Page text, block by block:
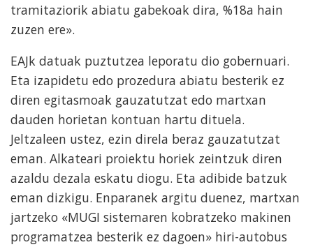
tramitaziorik abiatu gabekoak dira, %18a hain
zuzen ere».
EAJk datuak puztutzea leporatu dio gobernuari.
Eta izapidetu edo prozedura abiatu besterik ez
diren egitasmoak gauzatutzat edo martxan
dauden horietan kontuan hartu dituela.
Jeltzaleen ustez, ezin direla beraz gauzatutzat
eman. Alkateari proiektu horiek zeintzuk diren
azaldu dezala eskatu diogu. Eta adibide batzuk
eman dizkigu. Enparanek argitu duenez, martxan
jartzeko «MUGI sistemaren kobratzeko makinen
programatzea besterik ez dagoen» hiri-autobus